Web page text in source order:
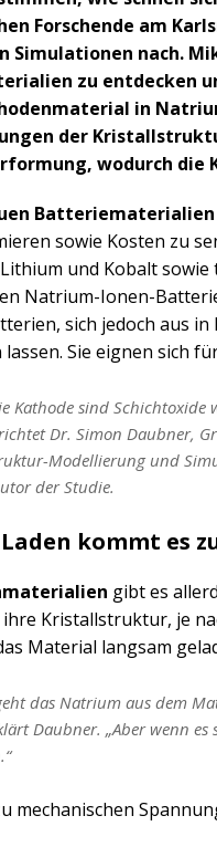
Forschende am
Simulationen nach.
zu entdecken
in
der
wodurch
Batteriematerialien
sowie Kosten zu
und Kobalt
Natrium-Ionen-
sich jedoch aus
Sie eignen sich
Kathode sind
Dr. Simon Daubner,
Modellierung und
der Studie.
kommt es
gibt es
Kristallstruktur, je
Material langsam
das Natrium aus dem
Daubner. „Aber wenn
mechanischen